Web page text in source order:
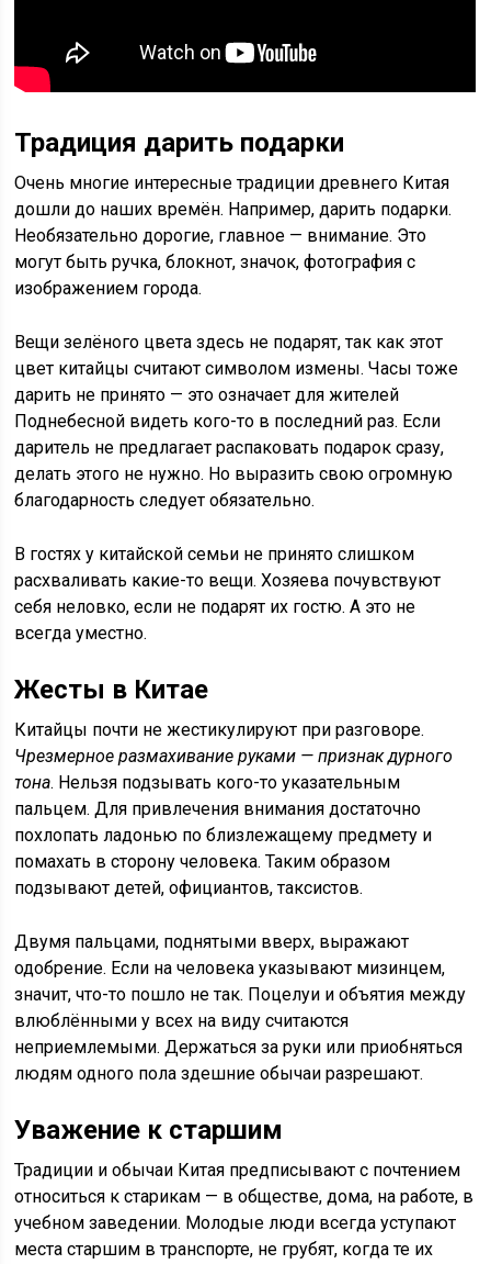
Традиция дарить подарки
Очень многие интересные традиции древнего Китая
дошли до наших времён. Например, дарить подарки.
Необязательно дорогие, главное — внимание. Это
могут быть ручка, блокнот, значок, фотография с
изображением города.
Вещи зелёного цвета здесь не подарят, так как этот
цвет китайцы считают символом измены. Часы тоже
дарить не принято — это означает для жителей
Поднебесной видеть кого-то в последний раз. Если
даритель не предлагает распаковать подарок сразу,
делать этого не нужно. Но выразить свою огромную
благодарность следует обязательно.
В гостях у китайской семьи не принято слишком
расхваливать какие-то вещи. Хозяева почувствуют
себя неловко, если не подарят их гостю. А это не
всегда уместно.
Жесты в Китае
Китайцы почти не жестикулируют при разговоре.
Чрезмерное размахивание руками — признак дурного
тона. Нельзя подзывать кого-то указательным
пальцем. Для привлечения внимания достаточно
похлопать ладонью по близлежащему предмету и
помахать в сторону человека. Таким образом
подзывают детей, официантов, таксистов.
Двумя пальцами, поднятыми вверх, выражают
одобрение. Если на человека указывают мизинцем,
значит, что-то пошло не так. Поцелуи и объятия между
влюблёнными у всех на виду считаются
неприемлемыми. Держаться за руки или приобняться
людям одного пола здешние обычаи разрешают.
Уважение к старшим
Традиции и обычаи Китая предписывают с почтением
относиться к старикам — в обществе, дома, на работе, в
учебном заведении. Молодые люди всегда уступают
места старшим в транспорте, не грубят, когда те их